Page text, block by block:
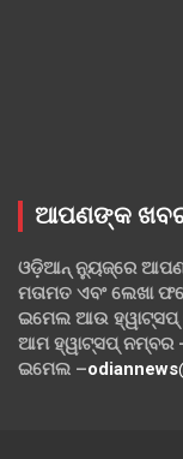
ଆପଣଙ୍କ
ଓଡ଼ିଆନ୍ ନ୍ୟୁଜ୍‌ରେ
ମତାମତ ଏବଂ ଲେଖା
ଇମେଲ ଆଉ ହ୍ୱାଟ୍‌ସପ୍
ଆମ ହ୍ୱାଟ୍‌ସପ୍ ନମ୍ବର -
ଇମେଲ –